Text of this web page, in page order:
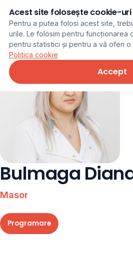
Bulmaga
Masor
Programare
Acest site folosește cookie-uri
Pentru a putea folosi acest site,
urile. Le folosim pentru funcționarea
pentru statistici și pentru a vă oferi o
Politica cookie
Accept